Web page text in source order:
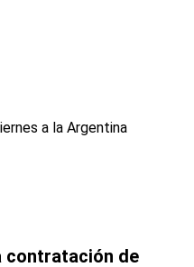
contratación de